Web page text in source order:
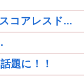
コアレスド...
題に！！